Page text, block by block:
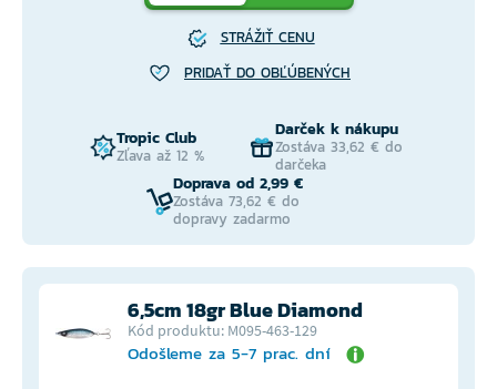
STRÁŽIŤ CENU
PRIDAŤ DO OBĽÚBENÝCH
Tropic Club
Zľava až 12 %
Darček k nákupu
Zostáva 33,62 € do
darčeka
Doprava od 2,99 €
Zostáva 73,62 € do
dopravy zadarmo
6,5cm 18gr Blue Diamond
Kód produktu: M095-463-129
Odošleme za 5-7 prac. dní